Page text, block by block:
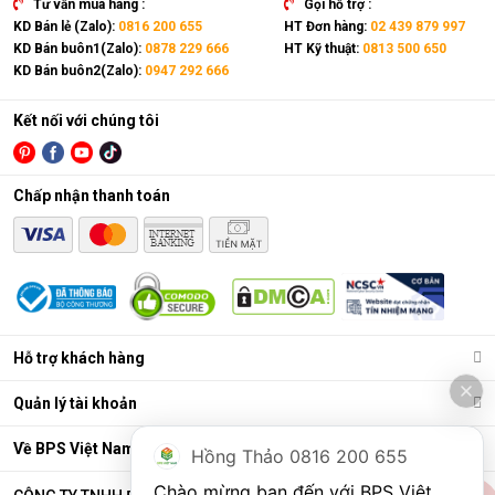
Điều hòa di động là gì?
Các chức năng chính của máy bao gồm: Làm lạnh, quạt gió,
hút ẩm và lọc khí. Bên cạnh đó, dòng sản phẩm này còn được
trang bị thêm khá nhiều tính năng và tiện ích đi kèm như: Hẹn
giờ, khóa trẻ em, remote, kết nối wifi,...
Ưu điểm vượt trội của điều hòa di động
Đáp ứng tốt nhu cầu làm mát, dễ dàng tháo lắp và di chuyển
Tư vấn mua hàng :
KD Bán lẻ (Zalo): 0816 200 655
KD Bán buôn1(Zalo): 0878 229 666
KD Bán buôn2(Zalo): 0947 292 666
Gọi hỗ trợ :
HT Đơn hàng: 02 439 879 997
HT Kỹ thuật: 0813 500 650
Hỗ trợ khách hàng
Quản lý tài khoản
Về BPS Việt Nam
Kết nối với chúng tôi
Chấp nhận thanh toán
Hồng Thảo 0816 200 655